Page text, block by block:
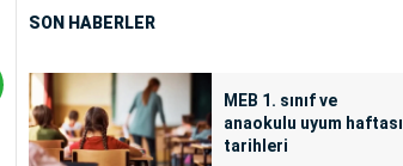
SON HABERLER
MEB 1. sınıf ve
anaokulu uyum haftası
tarihleri